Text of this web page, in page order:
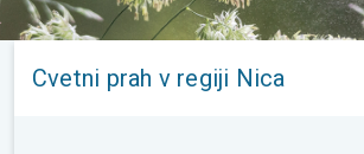
Cvetni prah v regiji Nica